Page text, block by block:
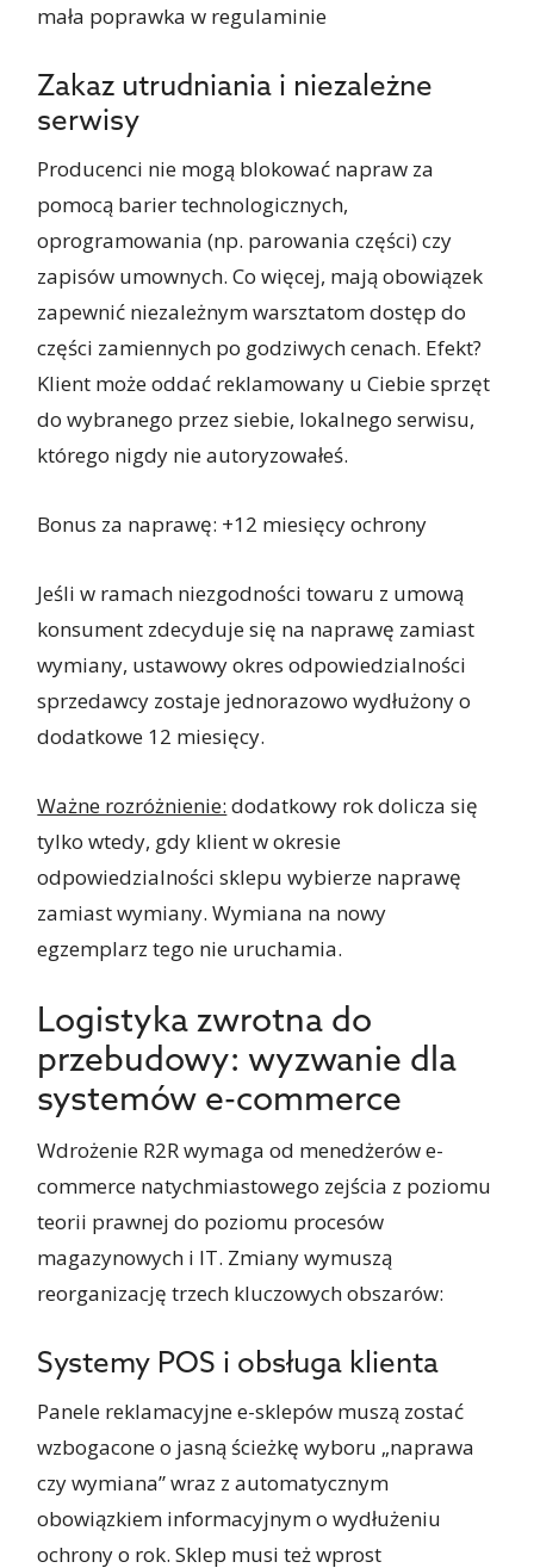
mała poprawka w regulaminie
Zakaz utrudniania i niezależne
serwisy
Producenci nie mogą blokować napraw za
pomocą barier technologicznych,
oprogramowania (np. parowania części) czy
zapisów umownych. Co więcej, mają obowiązek
zapewnić niezależnym warsztatom dostęp do
części zamiennych po godziwych cenach. Efekt?
Klient może oddać reklamowany u Ciebie sprzęt
do wybranego przez siebie, lokalnego serwisu,
którego nigdy nie autoryzowałeś.
Bonus za naprawę: +12 miesięcy ochrony
Jeśli w ramach niezgodności towaru z umową
konsument zdecyduje się na naprawę zamiast
wymiany, ustawowy okres odpowiedzialności
sprzedawcy zostaje jednorazowo wydłużony o
dodatkowe 12 miesięcy.
Ważne rozróżnienie: dodatkowy rok dolicza się
tylko wtedy, gdy klient w okresie
odpowiedzialności sklepu wybierze naprawę
zamiast wymiany. Wymiana na nowy
egzemplarz tego nie uruchamia.
Logistyka zwrotna do
przebudowy: wyzwanie dla
systemów e-commerce
Wdrożenie R2R wymaga od menedżerów e-
commerce natychmiastowego zejścia z poziomu
teorii prawnej do poziomu procesów
magazynowych i IT. Zmiany wymuszą
reorganizację trzech kluczowych obszarów:
Systemy POS i obsługa klienta
Panele reklamacyjne e-sklepów muszą zostać
wzbogacone o jasną ścieżkę wyboru „naprawa
czy wymiana” wraz z automatycznym
obowiązkiem informacyjnym o wydłużeniu
ochrony o rok. Sklep musi też wprost